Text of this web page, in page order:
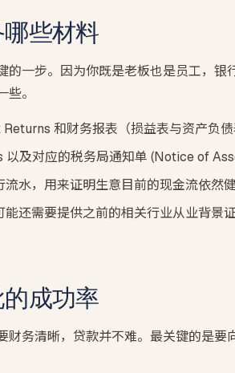
些材料
的一步。因为你既是老板也是员工，银
。
和财务报表（损益表与资产负债
及对应的税务局通知单 (Notice of
水，用来证明生意目前的现金流依然健
还需要提供之前的相关行业从业背景
成功率
财务清晰，贷款并不难。最关键的是要